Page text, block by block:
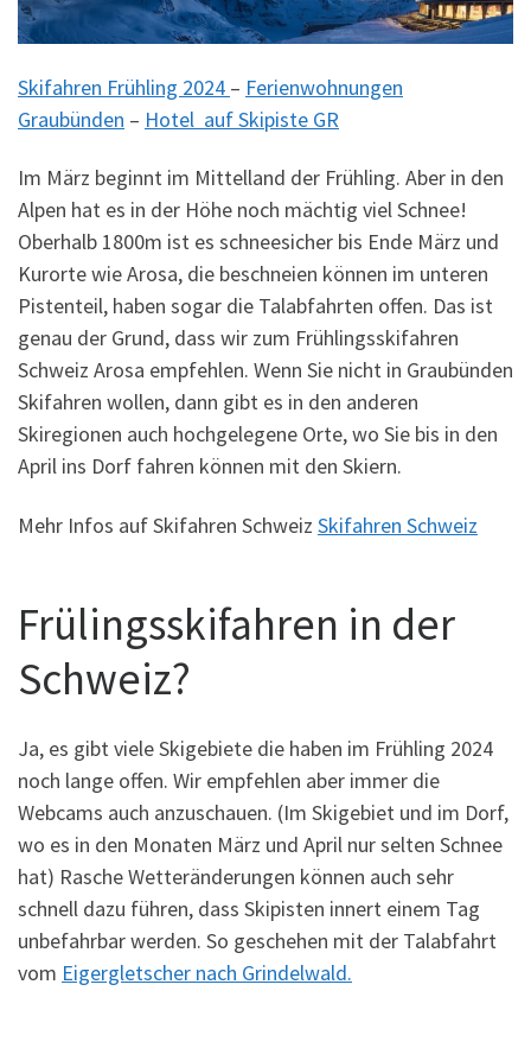
Skifahren Frühling 2024 – Ferienwohnungen
Graubünden – Hotel auf Skipiste GR
Im März beginnt im Mittelland der Frühling. Aber in den
Alpen hat es in der Höhe noch mächtig viel Schnee!
Oberhalb 1800m ist es schneesicher bis Ende März und
Kurorte wie Arosa, die beschneien können im unteren
Pistenteil, haben sogar die Talabfahrten offen. Das ist
genau der Grund, dass wir zum Frühlingsskifahren
Schweiz Arosa empfehlen. Wenn Sie nicht in Graubünden
Skifahren wollen, dann gibt es in den anderen
Skiregionen auch hochgelegene Orte, wo Sie bis in den
April ins Dorf fahren können mit den Skiern.
Mehr Infos auf Skifahren Schweiz Skifahren Schweiz
Frülingsskifahren in der
Schweiz?
Ja, es gibt viele Skigebiete die haben im Frühling 2024
noch lange offen. Wir empfehlen aber immer die
Webcams auch anzuschauen. (Im Skigebiet und im Dorf,
wo es in den Monaten März und April nur selten Schnee
hat) Rasche Wetteränderungen können auch sehr
schnell dazu führen, dass Skipisten innert einem Tag
unbefahrbar werden. So geschehen mit der Talabfahrt
vom Eigergletscher nach Grindelwald.